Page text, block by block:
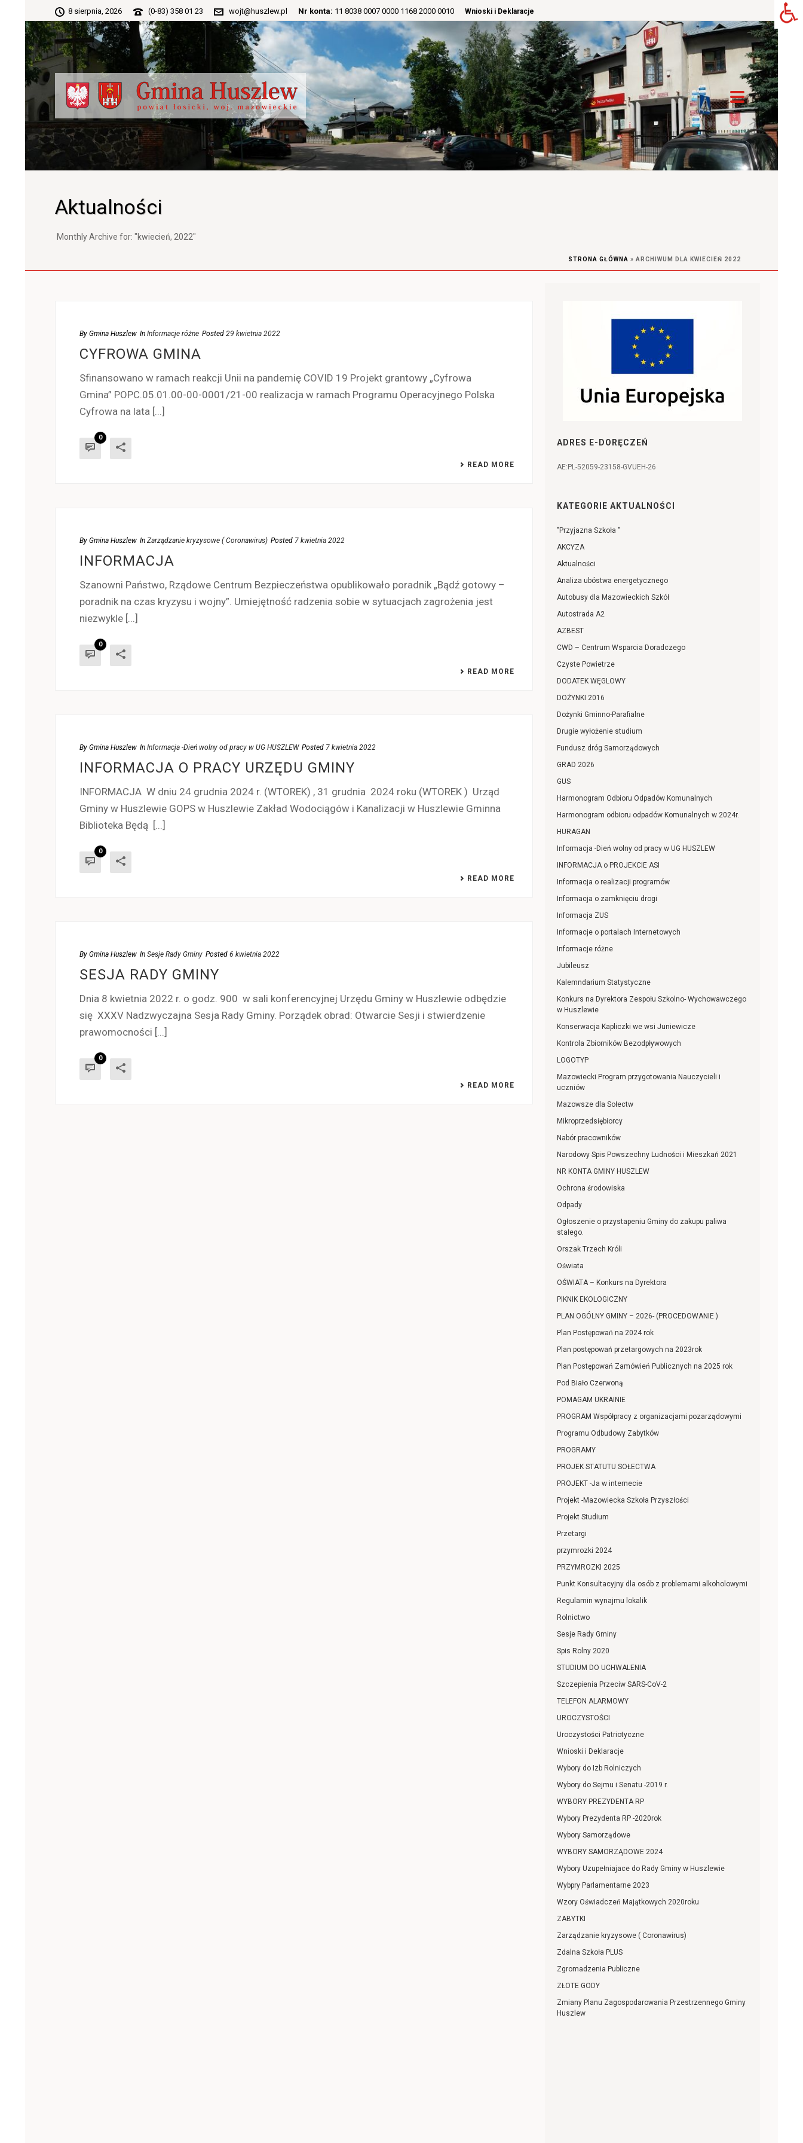
8 sierpnia, 2026 (0-83) 358 01 23 wojt@huszlew.pl Nr konta: 11 8038 0007 0000 1168 2000 0010 Wnioski i Deklaracje
Aktualności
Monthly Archive for: "kwiecień, 2022"
STRONA GŁÓWNA » ARCHIWUM DLA KWIECIEŃ 2022
By Gmina Huszlew In Informacje różne Posted 29 kwietnia 2022
CYFROWA GMINA
Sfinansowano w ramach reakcji Unii na pandemię COVID 19 Projekt grantowy „Cyfrowa
Gmina” POPC.05.01.00-00-0001/21-00 realizacja w ramach Programu Operacyjnego Polska
Cyfrowa na lata [...]
0
READ MORE
By Gmina Huszlew In Zarządzanie kryzysowe ( Coronawirus) Posted 7 kwietnia 2022
INFORMACJA
Szanowni Państwo, Rządowe Centrum Bezpieczeństwa opublikowało poradnik „Bądź gotowy –
poradnik na czas kryzysu i wojny”. Umiejętność radzenia sobie w sytuacjach zagrożenia jest
niezwykle [...]
0
READ MORE
By Gmina Huszlew In Informacja -Dień wolny od pracy w UG HUSZLEW Posted 7 kwietnia 2022
INFORMACJA O PRACY URZĘDU GMINY
INFORMACJA W dniu 24 grudnia 2024 r. (WTOREK) , 31 grudnia 2024 roku (WTOREK ) Urząd
Gminy w Huszlewie GOPS w Huszlewie Zakład Wodociągów i Kanalizacji w Huszlewie Gminna
Biblioteka Będą [...]
0
READ MORE
By Gmina Huszlew In Sesje Rady Gminy Posted 6 kwietnia 2022
SESJA RADY GMINY
Dnia 8 kwietnia 2022 r. o godz. 900 w sali konferencyjnej Urzędu Gminy w Huszlewie odbędzie
się XXXV Nadzwyczajna Sesja Rady Gminy. Porządek obrad: Otwarcie Sesji i stwierdzenie
prawomocności [...]
0
READ MORE
ADRES E-DORĘCZEŃ
AE:PL-52059-23158-GVUEH-26
KATEGORIE AKTUALNOŚCI
"Przyjazna Szkoła "
AKCYZA
Aktualności
Analiza ubóstwa energetycznego
Autobusy dla Mazowieckich Szkół
Autostrada A2
AZBEST
CWD – Centrum Wsparcia Doradczego
Czyste Powietrze
DODATEK WĘGLOWY
DOŻYNKI 2016
Dożynki Gminno-Parafialne
Drugie wyłożenie studium
Fundusz dróg Samorządowych
GRAD 2026
GUS
Harmonogram Odbioru Odpadów Komunalnych
Harmonogram odbioru odpadów Komunalnych w 2024r.
HURAGAN
Informacja -Dień wolny od pracy w UG HUSZLEW
INFORMACJA o PROJEKCIE ASI
Informacja o realizacji programów
Informacja o zamknięciu drogi
Informacja ZUS
Informacje o portalach Internetowych
Informacje różne
Jubileusz
Kalemndarium Statystyczne
Konkurs na Dyrektora Zespołu Szkolno- Wychowawczego
w Huszlewie
Konserwacja Kapliczki we wsi Juniewicze
Kontrola Zbiorników Bezodpływowych
LOGOTYP
Mazowiecki Program przygotowania Nauczycieli i
uczniów
Mazowsze dla Sołectw
Mikroprzedsiębiorcy
Nabór pracowników
Narodowy Spis Powszechny Ludności i Mieszkań 2021
NR KONTA GMINY HUSZLEW
Ochrona środowiska
Odpady
Ogłoszenie o przystapeniu Gminy do zakupu paliwa
stałego.
Orszak Trzech Króli
Oświata
OŚWIATA – Konkurs na Dyrektora
PIKNIK EKOLOGICZNY
PLAN OGÓLNY GMINY – 2026- (PROCEDOWANIE )
Plan Postępowań na 2024 rok
Plan postępowań przetargowych na 2023rok
Plan Postępowań Zamówień Publicznych na 2025 rok
Pod Biało Czerwoną
POMAGAM UKRAINIE
PROGRAM Współpracy z organizacjami pozarządowymi
Programu Odbudowy Zabytków
PROGRAMY
PROJEK STATUTU SOŁECTWA
PROJEKT -Ja w internecie
Projekt -Mazowiecka Szkoła Przyszłości
Projekt Studium
Przetargi
przymrozki 2024
PRZYMROZKI 2025
Punkt Konsultacyjny dla osób z problemami alkoholowymi
Regulamin wynajmu lokalik
Rolnictwo
Sesje Rady Gminy
Spis Rolny 2020
STUDIUM DO UCHWALENIA
Szczepienia Przeciw SARS-CoV-2
TELEFON ALARMOWY
UROCZYSTOŚCI
Uroczystości Patriotyczne
Wnioski i Deklaracje
Wybory do Izb Rolniczych
Wybory do Sejmu i Senatu -2019 r.
WYBORY PREZYDENTA RP
Wybory Prezydenta RP -2020rok
Wybory Samorządowe
WYBORY SAMORZĄDOWE 2024
Wybory Uzupełniajace do Rady Gminy w Huszlewie
Wybpry Parlamentarne 2023
Wzory Oświadczeń Majątkowych 2020roku
ZABYTKI
Zarządzanie kryzysowe ( Coronawirus)
Zdalna Szkoła PLUS
Zgromadzenia Publiczne
ZŁOTE GODY
Zmiany Planu Zagospodarowania Przestrzennego Gminy
Huszlew